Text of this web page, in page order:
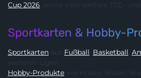
Cup 2026, sowie viele weitere TCG-
Sportkarten & Hobby-
Sportkarten aus Fußball, Basketball,
weiteren Ligen
Hobby-Produkte